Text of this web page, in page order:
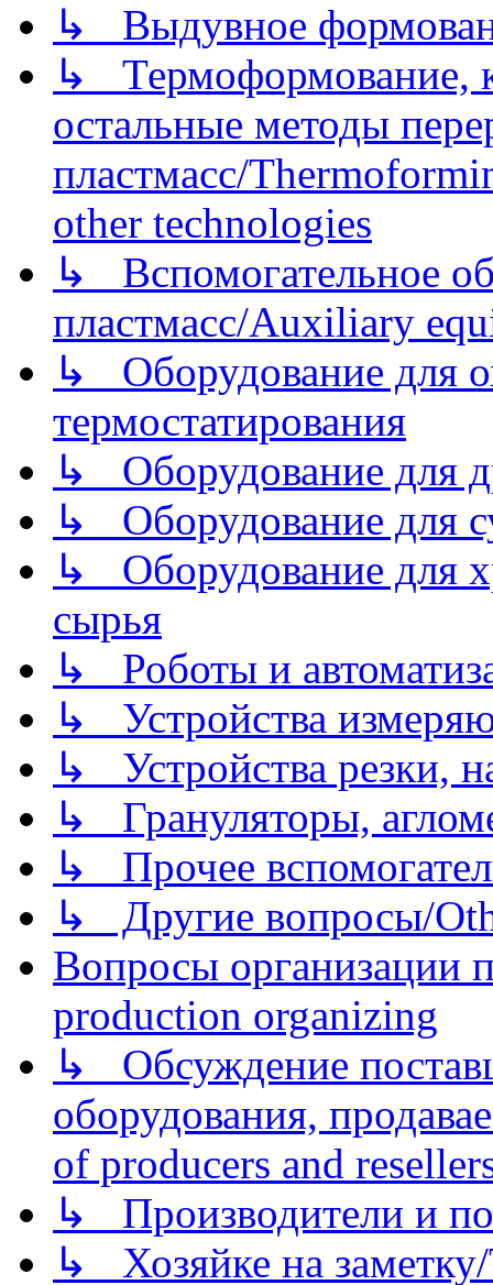
↳ Выдувное
↳ Термоформование,
остальные методы
пластмасс/
other technologies
↳ Вспомогательное
пластмасс/Auxiliary
↳ Оборудование для
термостатирования
↳ Оборудование для
↳ Оборудование для
↳ Оборудование для
сырья
↳ Роботы и
↳ Устройства
↳ Устройства резки,
↳ Грануляторы,
↳ Прочее
↳ Другие вопросы/
Вопросы организации
production organizing
↳ Обсуждение
оборудования,
of producers and
↳ Производители и
↳ Хозяйке на